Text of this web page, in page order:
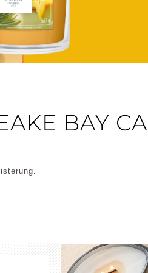
BAY